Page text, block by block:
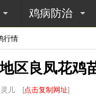
鸡病防治
行情
区良凤花鸡
儿 [点击复制网址]